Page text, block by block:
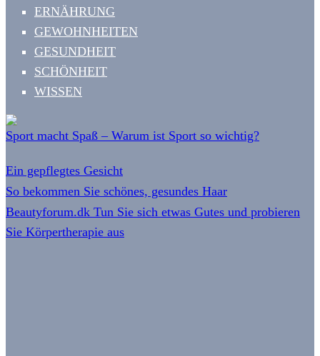
ERNÄHRUNG
GEWOHNHEITEN
GESUNDHEIT
SCHÖNHEIT
WISSEN
Sport macht Spaß – Warum ist Sport so wichtig?
Ein gepflegtes Gesicht
So bekommen Sie schönes, gesundes Haar
Beautyforum.dk Tun Sie sich etwas Gutes und probieren
Sie Körpertherapie aus